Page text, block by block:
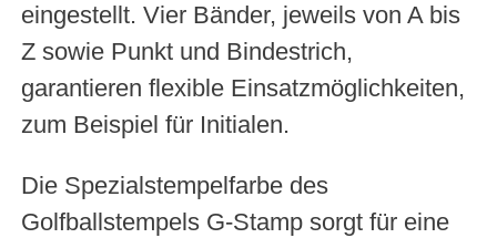
eingestellt. Vier Bänder, jeweils von A bis
Z sowie Punkt und Bindestrich,
garantieren flexible Einsatzmöglichkeiten,
zum Beispiel für Initialen.
Die Spezialstempelfarbe des
Golfballstempels G-Stamp sorgt für eine